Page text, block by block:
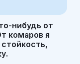
нибудь от
комаров я